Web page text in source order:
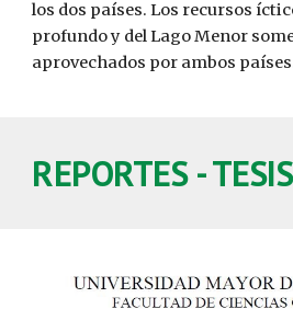
los dos países. Los recursos
profundo y del Lago Menor
aprovechados por ambos
REPORTES - TESIS